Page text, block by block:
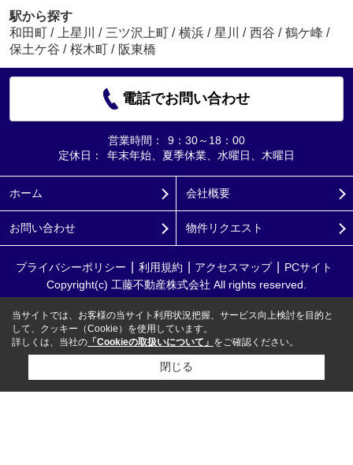
駅から探す
和田町 / 上星川 / 三ツ沢上町 / 横浜 / 星川 / 西谷 / 鶴ケ峰 /
保土ケ谷 / 桜木町 / 阪東橋
電話でお問い合わせ
営業時間：
9：30～18：00
定休日：
年末年始、夏季休業、水曜日、木曜日
ホーム 会社概要
お問い合わせ 物件リクエスト
プライバシーポリシー 利用規約 アクセスマップ
PCサイト
Copyright(c) 工藤不動産株式会社 All rights reserved.
当サイトでは、お客様の当サイト利用状況把握、サービス向上検討を目的と
して、クッキー（Cookie）を使用しています。
詳しくは、当社の 「Cookieの取扱いについて」 をご確認ください。
閉じる